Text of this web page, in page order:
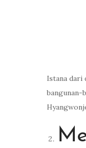
Istana dari
bangunan-